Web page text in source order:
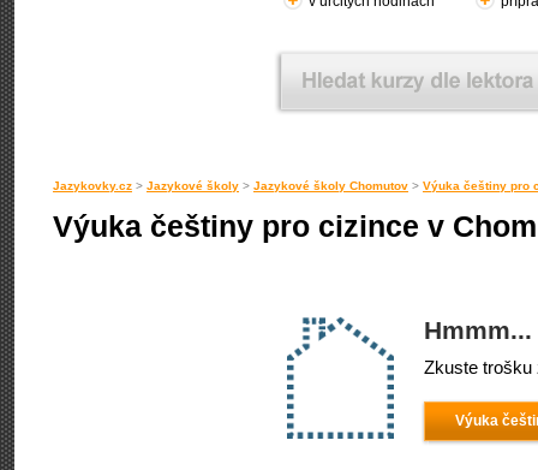
Jazykovky.cz > Jazykové školy > Jazykové školy Chomutov > Výuka češtiny pro
Výuka češtiny pro cizince v
Zkuste trošku
Výuka